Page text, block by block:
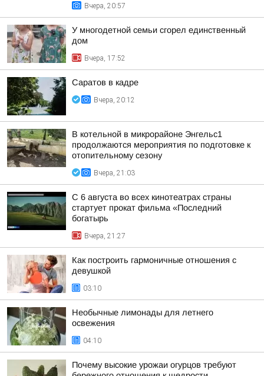
Вчера, 20:57
У многодетной семьи сгорел единственный
дом
Вчера, 17:52
Саратов в кадре
Вчера, 20:12
В котельной в микрорайоне Энгельс1
продолжаются мероприятия по подготовке к
отопительному сезону
Вчера, 21:03
С 6 августа во всех кинотеатрах страны
стартует прокат фильма «Последний
богатырь
Вчера, 21:27
Как построить гармоничные отношения с
девушкой
03:10
Необычные лимонады для летнего
освежения
04:10
Почему высокие урожаи огурцов требуют